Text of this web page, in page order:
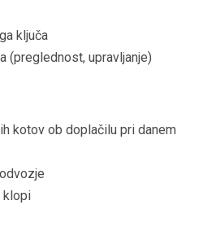
ključa
(preglednost, upravljanje)
kotov ob doplačilu pri danem
klopi